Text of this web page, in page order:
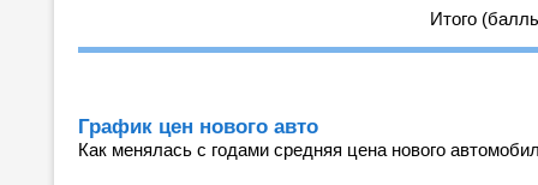
Итого
График цен нового авто
Как менялась с годами средняя цена нового